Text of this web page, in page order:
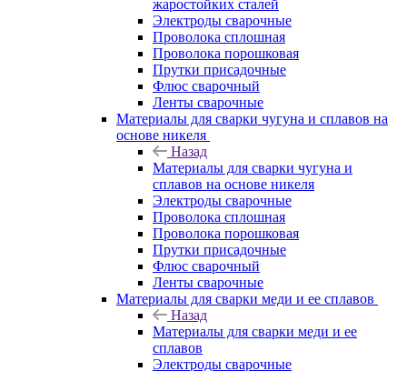
жаростойких сталей
Электроды сварочные
Проволока сплошная
Проволока порошковая
Прутки присадочные
Флюс сварочный
Ленты сварочные
Материалы для сварки чугуна и сплавов на
основе никеля
Назад
Материалы для сварки чугуна и
сплавов на основе никеля
Электроды сварочные
Проволока сплошная
Проволока порошковая
Прутки присадочные
Флюс сварочный
Ленты сварочные
Материалы для сварки меди и ее сплавов
Назад
Материалы для сварки меди и ее
сплавов
Электроды сварочные